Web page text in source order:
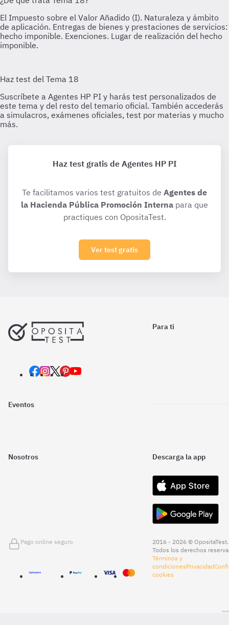
Haz test gratis de Agentes HP PI
Te facilitamos varios test gratuitos de Agentes de
la Hacienda Pública Promoción Interna para que
practiques con OpositaTest.
Ver test gratis
Para ti
Eventos
Nosotros Descarga la app
Pago online seguro
2016 - 2026 © OpositaTest.
Todos los derechos
Términos y
condicionesPrivacidad
cookies